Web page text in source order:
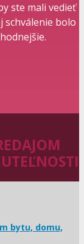
ste mali vedieť
schválenie bolo
bytu, domu,